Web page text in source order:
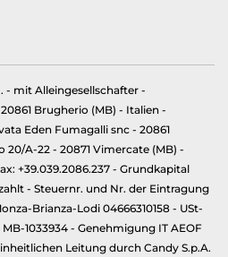
- mit Alleingesellschafter -
Brugherio (MB) - Italien -
Eden Fumagalli snc - 20861
20/A-22 - 20871 Vimercate (MB) -
+39.039.2086.237 - Grundkapital
- Steuernr. und Nr. der Eintragung
Brianza-Lodi 04666310158 - USt-
1033934 - Genehmigung IT AEOF
Leitung durch Candy S.p.A.